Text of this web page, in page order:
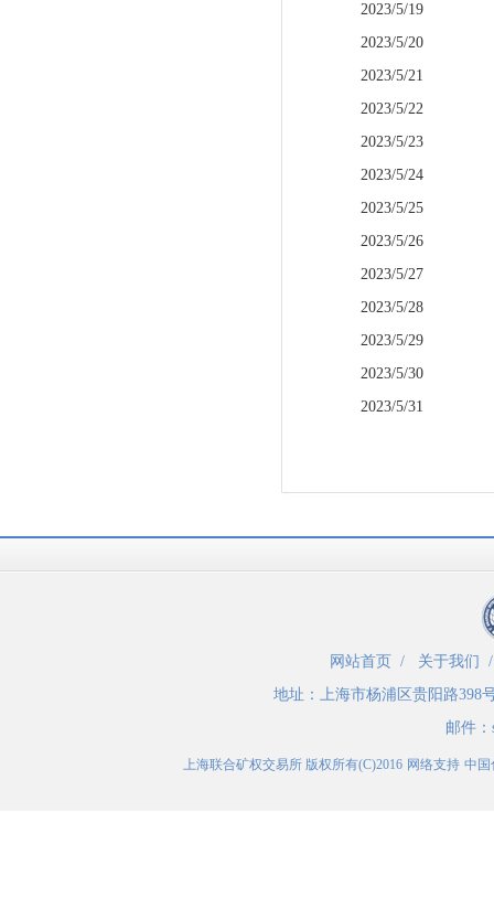
2023/5/19
2023/5/20
2023/5/21
2023/5/22
2023/5/23
2023/5/24
2023/5/25
2023/5/26
2023/5/27
2023/5/28
2023/5/29
2023/5/30
2023/5/31
网站首页 / 关于我们
地址： 上海市杨浦区贵阳路398
邮件：
上海联合矿权交易所版权所有(C)2016 网络支持 中国